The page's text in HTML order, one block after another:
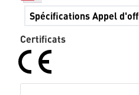
Spécifications Appel
Certificats